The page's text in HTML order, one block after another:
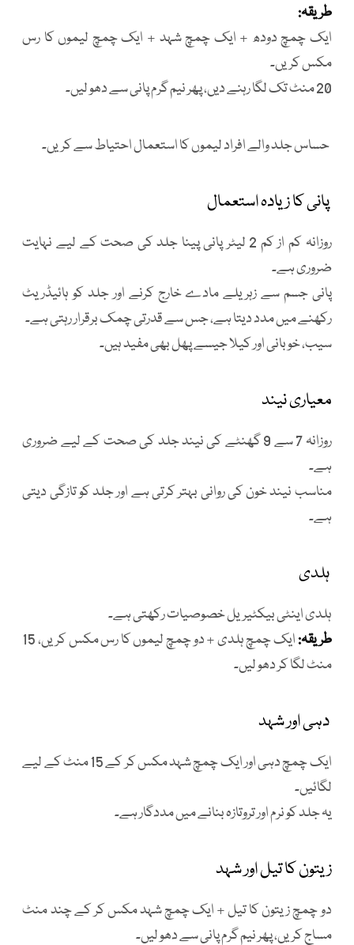
طریقہ:
ایک چمچ دودھ + ایک چمچ شہد + ایک چمچ لیموں کا رس
مکس کریں۔
20 منٹ تک لگا رہنے دیں، پھر نیم گرم پانی سے دھو لیں۔
حساس جلد والے افراد لیموں کا استعمال احتیاط سے کریں۔
پانی کا زیادہ استعمال
روزانہ کم از کم 2 لیٹر پانی پینا جلد کی صحت کے لیے نہایت
ضروری ہے۔
پانی جسم سے زہریلے مادے خارج کرنے اور جلد کو ہائیڈریٹ
رکھنے میں مدد دیتا ہے، جس سے قدرتی چمک برقرار رہتی ہے۔
سیب، خوبانی اور کیلا جیسے پھل بھی مفید ہیں۔
معیاری نیند
روزانہ 7 سے 9 گھنٹے کی نیند جلد کی صحت کے لیے ضروری
ہے۔
مناسب نیند خون کی روانی بہتر کرتی ہے اور جلد کو تازگی دیتی
ہے۔
ہلدی
ہلدی اینٹی بیکٹیریل خصوصیات رکھتی ہے۔
طریقہ:
ایک چمچ ہلدی + دو چمچ لیموں کا رس مکس کریں، 15
منٹ لگا کر دھو لیں۔
دہی اور شہد
ایک چمچ دہی اور ایک چمچ شہد مکس کر کے 15 منٹ کے لیے
لگائیں۔
یہ جلد کو نرم اور تروتازہ بنانے میں مددگار ہے۔
زیتون کا تیل اور شہد
دو چمچ زیتون کا تیل + ایک چمچ شہد مکس کر کے چند منٹ
مساج کریں، پھر نیم گرم پانی سے دھو لیں۔